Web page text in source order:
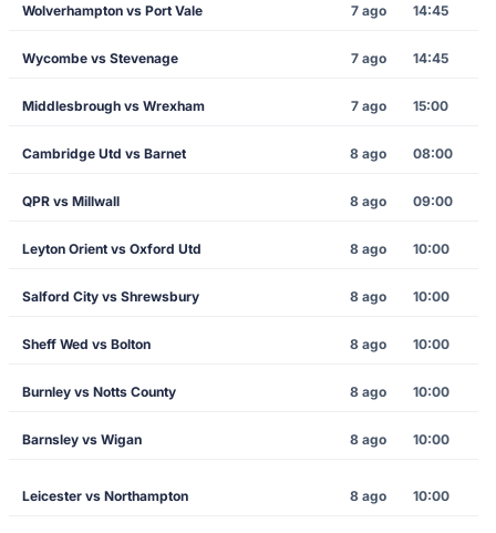
Wolverhampton vs Port Vale 7 ago 14:45
Wycombe vs Stevenage 7 ago 14:45
Middlesbrough vs Wrexham 7 ago 15:00
Cambridge Utd vs Barnet 8 ago 08:00
QPR vs Millwall 8 ago 09:00
Leyton Orient vs Oxford Utd 8 ago 10:00
Salford City vs Shrewsbury 8 ago 10:00
Sheff Wed vs Bolton 8 ago 10:00
Burnley vs Notts County 8 ago 10:00
Barnsley vs Wigan 8 ago 10:00
Leicester vs Northampton 8 ago 10:00